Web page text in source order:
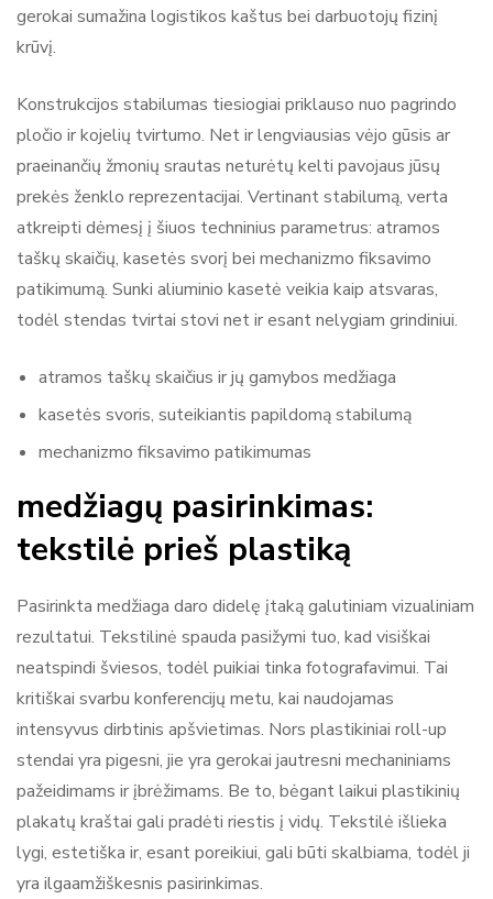
gerokai sumažina logistikos kaštus bei darbuotojų fizinį
krūvį.
Konstrukcijos stabilumas tiesiogiai priklauso nuo pagrindo
pločio ir kojelių tvirtumo. Net ir lengviausias vėjo gūsis ar
praeinančių žmonių srautas neturėtų kelti pavojaus jūsų
prekės ženklo reprezentacijai. Vertinant stabilumą, verta
atkreipti dėmesį į šiuos techninius parametrus: atramos
taškų skaičių, kasetės svorį bei mechanizmo fiksavimo
patikimumą. Sunki aliuminio kasetė veikia kaip atsvaras,
todėl stendas tvirtai stovi net ir esant nelygiam grindiniui.
atramos taškų skaičius ir jų gamybos medžiaga
kasetės svoris, suteikiantis papildomą stabilumą
mechanizmo fiksavimo patikimumas
medžiagų pasirinkimas:
tekstilė prieš plastiką
Pasirinkta medžiaga daro didelę įtaką galutiniam vizualiniam
rezultatui. Tekstilinė spauda pasižymi tuo, kad visiškai
neatspindi šviesos, todėl puikiai tinka fotografavimui. Tai
kritiškai svarbu konferencijų metu, kai naudojamas
intensyvus dirbtinis apšvietimas. Nors plastikiniai roll-up
stendai yra pigesni, jie yra gerokai jautresni mechaniniams
pažeidimams ir įbrėžimams. Be to, bėgant laikui plastikinių
plakatų kraštai gali pradėti riestis į vidų. Tekstilė išlieka
lygi, estetiška ir, esant poreikiui, gali būti skalbiama, todėl ji
yra ilgaamžiškesnis pasirinkimas.